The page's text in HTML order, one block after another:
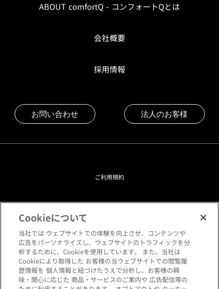
ABOUT comfortQ - コンフォートQとは
会社概要
採用情報
お問い合わせ 法人のお客様
ご利用規約
プライバシーポリシー
クッキーポリシー
閲覧環境について
サイトマップ
Cookieについて
当社では ウェブサイトでの体験を向上させ、コンテンツや
広告をパーソナライズし、ウェブサイトのトラフィックを分
析するために、Cookieを使用しています。 また、当社は
Cookieにより取得した お客様の当ウェブサイトでの閲覧履
歴情報を 個人情報と紐づけたうえで分析し、お客様の興
味・関心に応じた 商品・サービスのご案内や 広告配信等の